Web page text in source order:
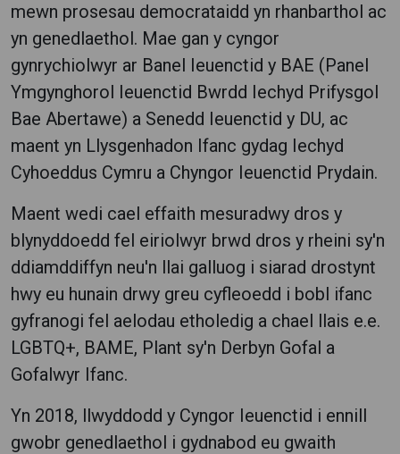
mewn prosesau democrataidd yn rhanbarthol ac
yn genedlaethol. Mae gan y cyngor
gynrychiolwyr ar Banel Ieuenctid y BAE (Panel
Ymgynghorol Ieuenctid Bwrdd Iechyd Prifysgol
Bae Abertawe) a Senedd Ieuenctid y DU, ac
maent yn Llysgenhadon Ifanc gydag Iechyd
Cyhoeddus Cymru a Chyngor Ieuenctid Prydain.
Maent wedi cael effaith mesuradwy dros y
blynyddoedd fel eiriolwyr brwd dros y rheini sy'n
ddiamddiffyn neu'n llai galluog i siarad drostynt
hwy eu hunain drwy greu cyfleoedd i bobl ifanc
gyfranogi fel aelodau etholedig a chael llais e.e.
LGBTQ+, BAME, Plant sy'n Derbyn Gofal a
Gofalwyr Ifanc.
Yn 2018, llwyddodd y Cyngor Ieuenctid i ennill
gwobr genedlaethol i gydnabod eu gwaith